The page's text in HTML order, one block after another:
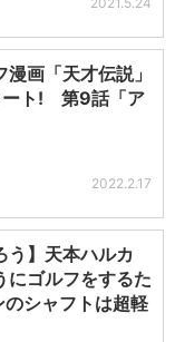
画「天才伝説」
ート! 第9話「ア
2022.2.17
う】天本ハルカ
にゴルフをするた
シャフトは超軽